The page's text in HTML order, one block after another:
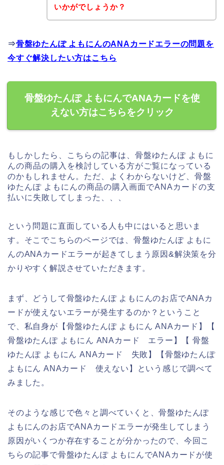
いかがでしょうか？
⇒骨盤ゆたんぽ よもにんのANAカードエラーの問題を
今すぐ解決したい方はこちら
骨盤ゆたんぽ よもにんでANAカードを使
えない方はこちらをクリック
もしかしたら、こちらの記事は、骨盤ゆたんぽ よもに
んの商品の購入を検討している方がご覧になっている
のかもしれません。ただ、よくわからないけど、骨盤
ゆたんぽ よもにんの商品の購入画面でANAカードの支
払いに失敗してしまった、、、
という問題に直面している人も中にはいると思いま
す。そこでこちらのページでは、骨盤ゆたんぽ よもに
んのANAカードエラーが起きてしまう原因&解決策を分
かりやすく解説させていただきます。
まず、どうして骨盤ゆたんぽ よもにんのお店でANAカ
ードが使えないエラーが発生するのか？ということ
で、私自身が【骨盤ゆたんぽ よもにん ANAカード】【
骨盤ゆたんぽ よもにん ANAカード エラー】【 骨盤
ゆたんぽ よもにん ANAカード 失敗】【骨盤ゆたんぽ
よもにん ANAカード 使えない】という感じで調べて
みました。
そのような感じで色々と調べていくと、骨盤ゆたんぽ
よもにんのお店でANAカードエラーが発生してしまう
原因がいくつか存在することが分かったので、今回こ
ちらの記事で骨盤ゆたんぽ よもにんでANAカードが使